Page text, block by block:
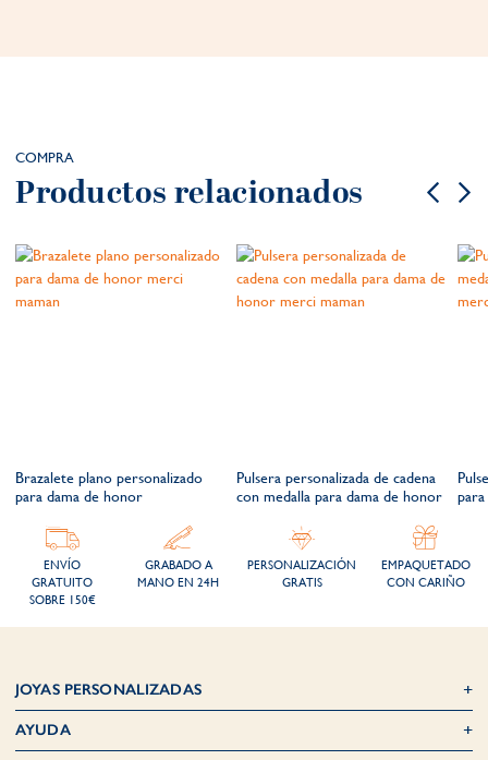
COMPRA
Productos relacionados
Brazalete plano personalizado
para dama de honor
Pulsera personalizada de cadena
con medalla para dama de honor
ENVÍO
GRATUITO
SOBRE 150€
GRABADO A
MANO EN 24H
PERSONALIZACIÓN
GRATIS
EMPAQUETADO
CON CARIÑO
JOYAS PERSONALIZADAS
AYUDA